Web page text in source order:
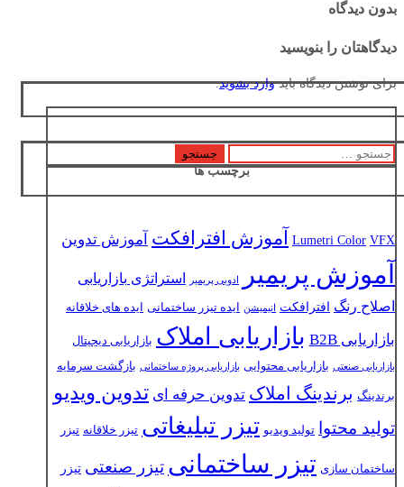
بدون دیدگاه
دیدگاهتان را بنویسید
برای نوشتن دیدگاه بایدوارد بشوید.
جستجو
برچسب ها
Lumetri Color VFX آموزش افترافکت آموزش تدوین
آموزش پریمیر ادوبی پریمیر
استراتژی بازاریابی
اصلاح رنگ افترافکت انیمیشن ایده تیزر ساختمانی ایده های خلاقانه
بازاریابی B2B بازاریابی املاک بازاریابی دیجیتال
بازاریابی صنعتی بازاریابی محتوایی بازاریابی پروژه ساختمانی بازگشت سرمایه
برندینگ برندینگ املاک تدوین حرفه ای تدوین ویدیو
تولید محتوا تولید ویدیو تیزر تبلیغاتی تیزر خلاقانه تیزر
ساختمان سازی تیزر ساختمانی تیزر صنعتی تیزر